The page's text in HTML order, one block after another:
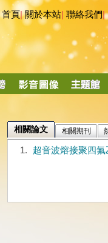
首頁|關於本站 聯絡我們|
相關論文 相關期刊
1. 超音波熔接聚四